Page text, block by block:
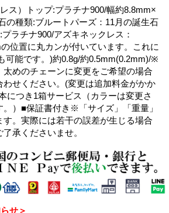
ス）トップ:プラチナ900/幅約8.8mm×
の種類:ブルートパーズ：11月の誕生石
ラチナ900/アズキネックレス：
位置に丸カンが付いています。これに
可能です。)約0.8g/約0.5mm(0.2mm)/※
めのチェーンに変更をご希望の場合
わせください。(変更は追加料金がかか
につき1箱サービス（カラーは変更さ
）■保証書付き※「サイズ」「重量」
。実際には若干の誤差が生じる場合
承くださいませ。
せ＞